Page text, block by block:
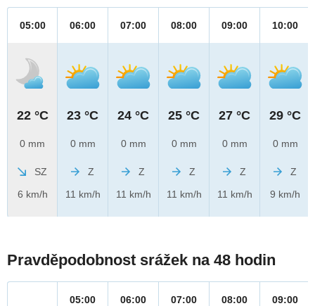
05:00
22 °C
0 mm
SZ
6 km/h
06:00
23 °C
0 mm
Z
11 km/h
07:00
24 °C
0 mm
Z
11 km/h
08:00
25 °C
0 mm
Z
11 km/h
09:00
27 °C
0 mm
Z
11 km/h
10:00
29 °C
0 mm
Z
9 km/h
Pravděpodobnost srážek na 48 hodin
05:00
06:00
07:00
08:00
09:00